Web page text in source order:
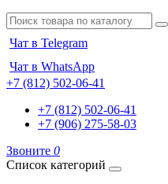
Чат в Telegram
Чат в WhatsApp
+7 (812) 502-06-41
+7 (812) 502-06-41
+7 (906) 275-58-03
Звоните 0
Список категорий